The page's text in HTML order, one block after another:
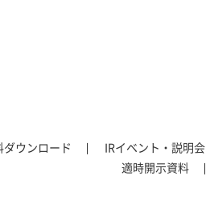
ウンロード IRイベント・説明会
適時開示資料